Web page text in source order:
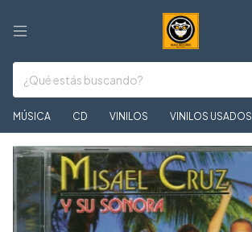
MÚSICA CD VINILOS VINILOS USADOS